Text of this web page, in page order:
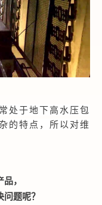
处于地下高水压包
的特点，所以对维
，
题呢？